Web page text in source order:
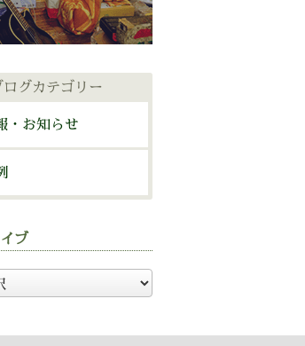
ログカテゴリー
・お知らせ
ブ